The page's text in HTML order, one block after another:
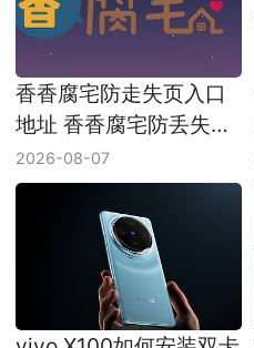
香香腐宅防走失页入口
地址 香香腐宅防丢失链
接最新地址
2026-08-07